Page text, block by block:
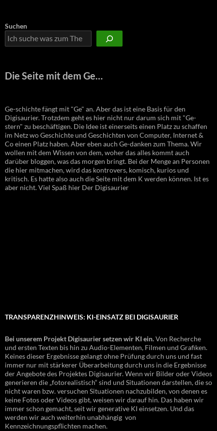
Suchen
Die Seite mit dem Ge…
Ge-schichte fängt mit "Ge" an. Aber das ist eine Basis für den
Digisaurier. Trotzdem geht es hier nicht nur darum sich mit "Ge-
stern" zu beschäftigen. Die Idee ist einerseits einen Platz zu schaffen
im Netz wo Geschichte und Geschichten von Computer, Internet &
Co einen Platz haben. Aber eben auch Ge-danken zum Thema. Wir
wollen mit dem Wissen von dem, woher das alles kommt auch
darüber bloggen, was das morgen bringt. Bei der Menge an Personen
die hier mitmachen, wird das kontrovers, komisch, kurios und
kritisch. Es hatte also auch die Seite mit dem K werden können. Ist es
aber nicht. Viel Spaß hier Der Digisaurier
TRANSPARENZHINWEIS: KI-EINSATZ BEI DIGISAURIER
Bei unserem Projekt Digisaurier setzen wir KI ein.Von Recherche
und ersten Texten bis hin zu Audio-Elementen, Filmen und Grafiken.
Keines dieser Ergebnisse gelangt ohne Prüfung durch uns und fast
immer nur mit stärkerer Überarbeitung durch uns in die Ergebnisse
der Angebote des Projektes Digisaurier. Wenn wir Bilder oder Videos
generieren die „fotorealistisch“ sind und Situationen darstellen, die so
nicht waren bzw. versuchen Situationen nachzubilden, von denen es
keine Fotos oder Videos gibt, weisen wir darauf hin. Das haben wir
immer schon gemacht, seit wir generative KI einsetzen. Und das
werden wir auch weiterhin unabhängig von
Kennzeichnungspflichten machen.